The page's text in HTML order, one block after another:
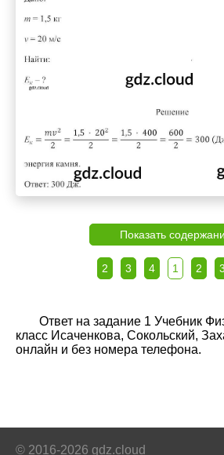
Показать
2 3 4 1 2 3
Ответ на задание 1 Учебник
класс Исаченкова, Сокольский,
онлайн и без номера телефона.
© 2016-2026 gdz.cloud